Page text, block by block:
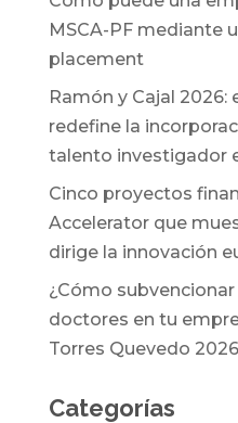
MSCA-PF mediante
placement
Ramón y Cajal 2026:
redefine la
talento investigador
Cinco proyectos
Accelerator que
dirige la innovación
¿Cómo
doctores en tu
Torres Quevedo
Categorías